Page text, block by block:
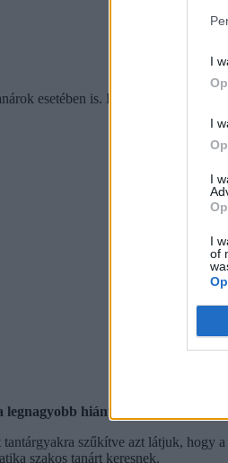
I
I
I
I
of
esetében is. Egy ágfalvi iskola
hiány
tantárgyakra szűkítve azt látjuk, hogy
szakos tanárt keresnek.